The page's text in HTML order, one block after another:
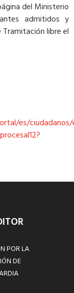
del Ministerio
admitidos y
libre el
es/
POR LA
DE